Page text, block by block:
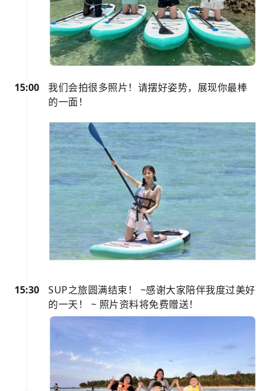
15:00
我们会拍很多照片！请摆好姿势，展现你最棒
的一面！
15:30
SUP之旅圆满结束！ ~感谢大家陪伴我度过美好
的一天！ ~ 照片资料将免费赠送！